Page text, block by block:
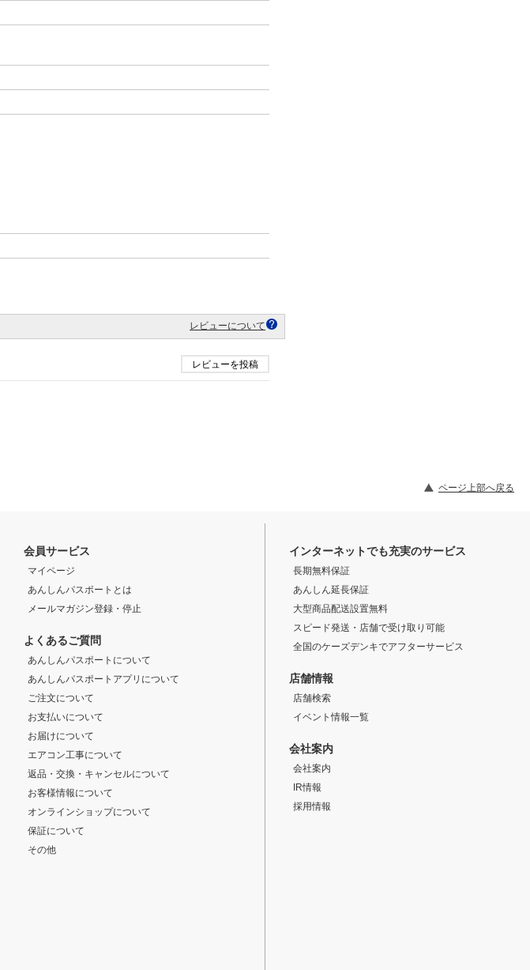
レビューについて
レビューを投稿
ページ上部へ戻る
会員サービス
マイページ
あんしんパスポートとは
メールマガジン登録・停止
よくあるご質問
あんしんパスポートについて
あんしんパスポートアプリについて
ご注文について
お支払いについて
お届けについて
エアコン工事について
返品・交換・キャンセルについて
お客様情報について
オンラインショップについて
保証について
その他
インターネットでも充実のサービス
長期無料保証
あんしん延長保証
大型商品配送設置無料
スピード発送・店舗で受け取り可能
全国のケーズデンキでアフターサービス
店舗情報
店舗検索
イベント情報一覧
会社案内
会社案内
IR情報
採用情報